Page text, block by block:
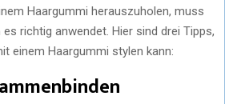
Haargummi herauszuholen, muss
richtig anwendet. Hier sind drei Tipps,
einem Haargummi stylen kann: